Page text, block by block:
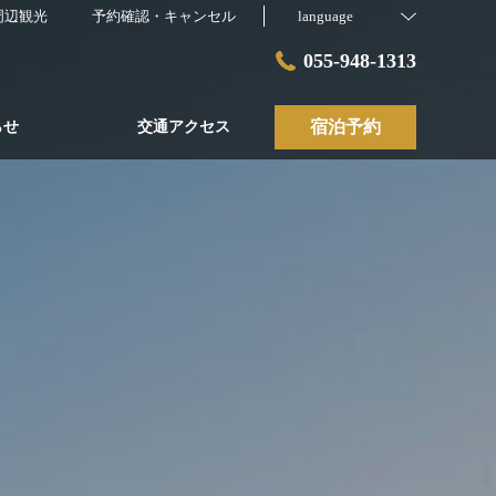
辺観光 予約確認・キャンセル language
055-948-1313
せ 交通アクセス 宿泊予約